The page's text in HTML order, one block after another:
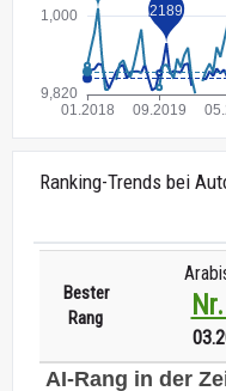
Ranking-Trends bei
Bester
Rang